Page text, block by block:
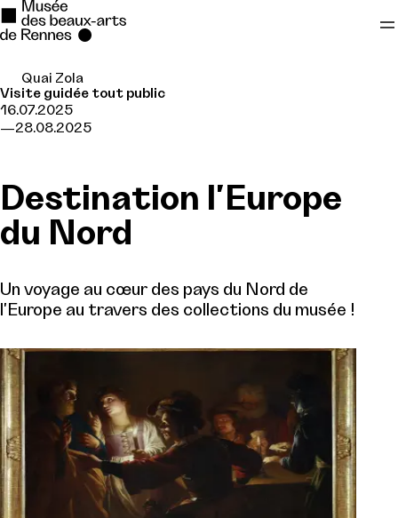
Se rendre au
Contenu principal
Quai Zola
Visite guidée tout public
16.07.2025
28.08.2025
Destination l'Europe
du Nord
Un voyage au cœur des pays du Nord de
l'Europe au travers des collections du musée !